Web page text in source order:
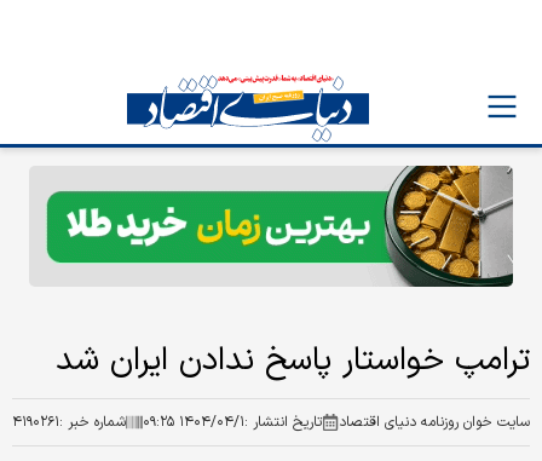
ترامپ خواستار پاسخ ندادن ایران شد
سایت خوان روزنامه دنیای اقتصاد تاریخ انتشار :۱۴۰۴/۰۴/۱ ۰۹:۲۵ شماره خبر :۴۱۹۰۲۶۱